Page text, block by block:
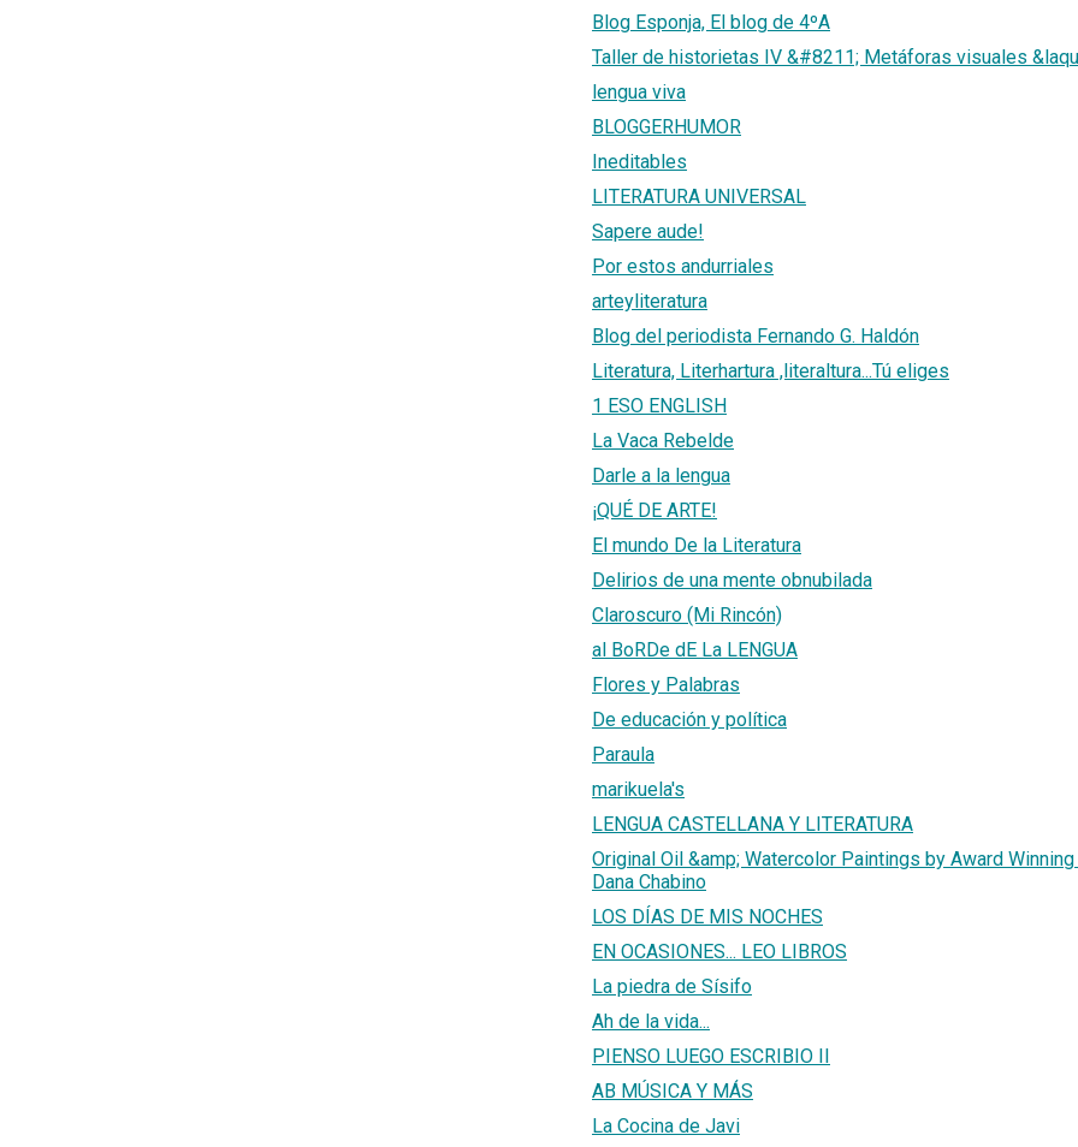
Blog Esponja, El blog de 4ºA
Taller de historietas IV &#8211; Metáforas visuales
lengua viva
BLOGGERHUMOR
Ineditables
LITERATURA UNIVERSAL
Sapere aude!
Por estos andurriales
arteyliteratura
Blog del periodista Fernando G. Haldón
Literatura, Literhartura ,literaltura...Tú eliges
1 ESO ENGLISH
La Vaca Rebelde
Darle a la lengua
¡QUÉ DE ARTE!
El mundo De la Literatura
Delirios de una mente obnubilada
Claroscuro (Mi Rincón)
al BoRDe dE La LENGUA
Flores y Palabras
De educación y política
Paraula
marikuela's
LENGUA CASTELLANA Y LITERATURA
Original Oil &amp; Watercolor Paintings by Award
Dana Chabino
LOS DÍAS DE MIS NOCHES
EN OCASIONES... LEO LIBROS
La piedra de Sísifo
Ah de la vida...
PIENSO LUEGO ESCRIBIO II
AB MÚSICA Y MÁS
La Cocina de Javi